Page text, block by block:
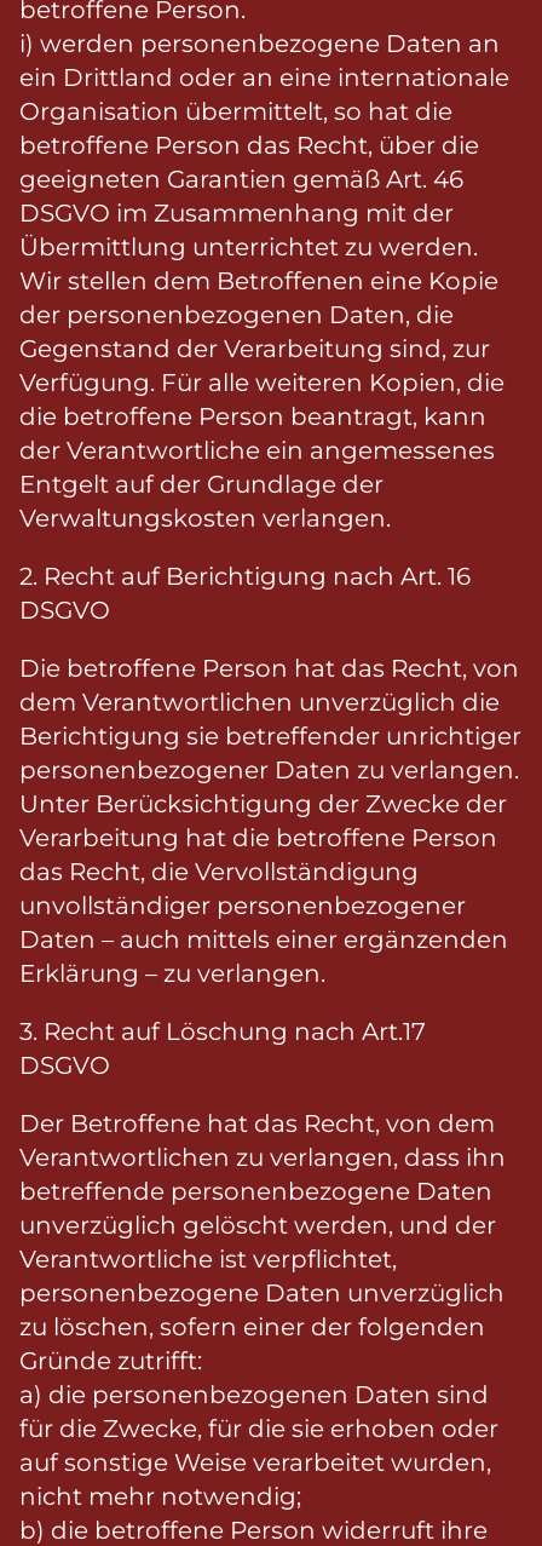
betroffene Person.
i) werden personenbezogene Daten an
ein Drittland oder an eine internationale
Organisation übermittelt, so hat die
betroffene Person das Recht, über die
geeigneten Garantien gemäß Art. 46
DSGVO im Zusammenhang mit der
Übermittlung unterrichtet zu werden.
Wir stellen dem Betroffenen eine Kopie
der personenbezogenen Daten, die
Gegenstand der Verarbeitung sind, zur
Verfügung. Für alle weiteren Kopien, die
die betroffene Person beantragt, kann
der Verantwortliche ein angemessenes
Entgelt auf der Grundlage der
Verwaltungskosten verlangen.
2. Recht auf Berichtigung nach Art. 16
DSGVO
Die betroffene Person hat das Recht, von
dem Verantwortlichen unverzüglich die
Berichtigung sie betreffender unrichtiger
personenbezogener Daten zu verlangen.
Unter Berücksichtigung der Zwecke der
Verarbeitung hat die betroffene Person
das Recht, die Vervollständigung
unvollständiger personenbezogener
Daten – auch mittels einer ergänzenden
Erklärung – zu verlangen.
3. Recht auf Löschung nach Art.17
DSGVO
Der Betroffene hat das Recht, von dem
Verantwortlichen zu verlangen, dass ihn
betreffende personenbezogene Daten
unverzüglich gelöscht werden, und der
Verantwortliche ist verpflichtet,
personenbezogene Daten unverzüglich
zu löschen, sofern einer der folgenden
Gründe zutrifft:
a) die personenbezogenen Daten sind
für die Zwecke, für die sie erhoben oder
auf sonstige Weise verarbeitet wurden,
nicht mehr notwendig;
b) die betroffene Person widerruft ihre